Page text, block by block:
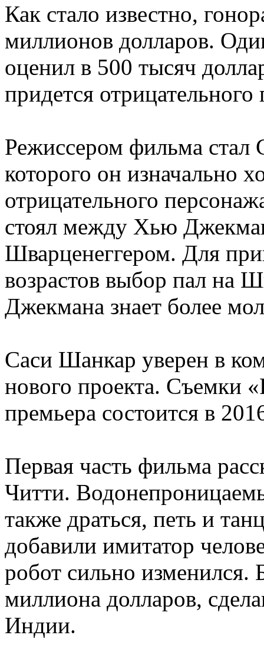
Как стало известно,
миллионов долларов.
оценил в 500 тысяч
придется
Режиссером фильма
которого он изначально
отрицательного
стоял между Хью
Шварценеггером. Для
возрастов выбор пал на
Джекмана знает более
Саси Шанкар уверен в
нового проекта. Съемки
премьера состоится в
Первая часть фильма
Читти.
также драться, петь и
добавили имитатор
робот сильно изменился.
миллиона долларов,
Индии.